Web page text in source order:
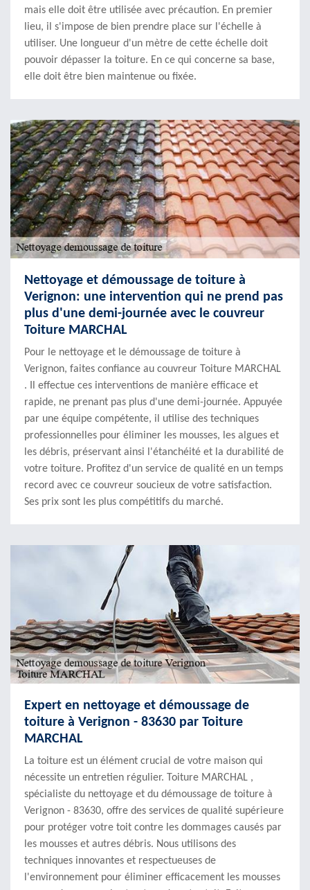
mais elle doit être utilisée avec précaution. En premier
lieu, il s'impose de bien prendre place sur l'échelle à
utiliser. Une longueur d'un mètre de cette échelle doit
pouvoir dépasser la toiture. En ce qui concerne sa base,
elle doit être bien maintenue ou fixée.
Nettoyage et démoussage de toiture à
Verignon: une intervention qui ne prend pas
plus d'une demi-journée avec le couvreur
Toiture MARCHAL
Pour le nettoyage et le démoussage de toiture à
Verignon, faites confiance au couvreur Toiture MARCHAL
. Il effectue ces interventions de manière efficace et
rapide, ne prenant pas plus d'une demi-journée. Appuyée
par une équipe compétente, il utilise des techniques
professionnelles pour éliminer les mousses, les algues et
les débris, préservant ainsi l'étanchéité et la durabilité de
votre toiture. Profitez d'un service de qualité en un temps
record avec ce couvreur soucieux de votre satisfaction.
Ses prix sont les plus compétitifs du marché.
Expert en nettoyage et démoussage de
toiture à Verignon - 83630 par Toiture
MARCHAL
La toiture est un élément crucial de votre maison qui
nécessite un entretien régulier. Toiture MARCHAL ,
spécialiste du nettoyage et du démoussage de toiture à
Verignon - 83630, offre des services de qualité supérieure
pour protéger votre toit contre les dommages causés par
les mousses et autres débris. Nous utilisons des
techniques innovantes et respectueuses de
l'environnement pour éliminer efficacement les mousses